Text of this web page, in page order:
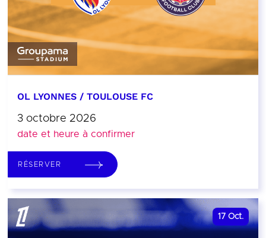
OL LYONNES / TOULOUSE FC
3 octobre 2026
date et heure à confirmer
RÉSERVER
17 Oct.